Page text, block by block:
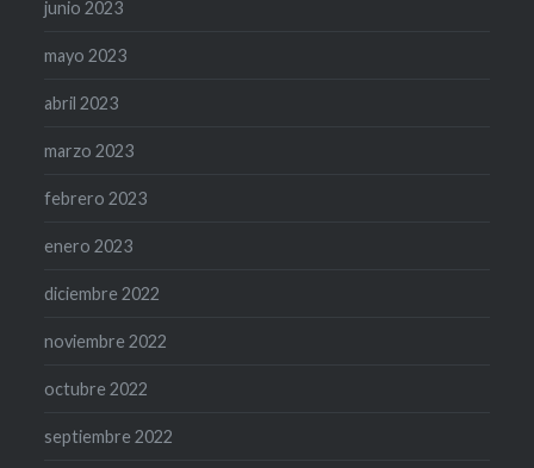
junio 2023
mayo 2023
abril 2023
marzo 2023
febrero 2023
enero 2023
diciembre 2022
noviembre 2022
octubre 2022
septiembre 2022